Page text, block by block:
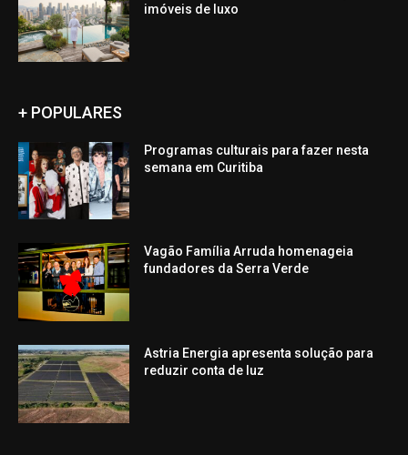
imóveis de luxo
+ POPULARES
Programas culturais para fazer nesta
semana em Curitiba
Vagão Família Arruda homenageia
fundadores da Serra Verde
Astria Energia apresenta solução para
reduzir conta de luz